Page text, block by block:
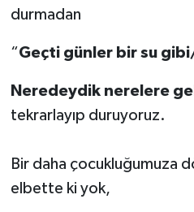
durmadan
“Geçti günler bir su
Neredeydik nerelere
tekrarlayıp duruyoruz.
Bir daha çocukluğumuza
elbette ki yok,